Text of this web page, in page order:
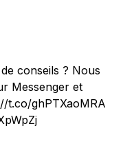
conseils ? Nous
Messenger et
t.co/ghPTXaoMRA